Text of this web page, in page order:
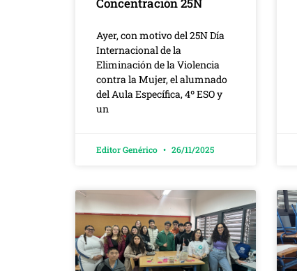
Concentración 25N
Ayer, con motivo del 25N Día
Internacional de la
Eliminación de la Violencia
contra la Mujer, el alumnado
del Aula Específica, 4º ESO y
un
Editor Genérico 26/11/2025